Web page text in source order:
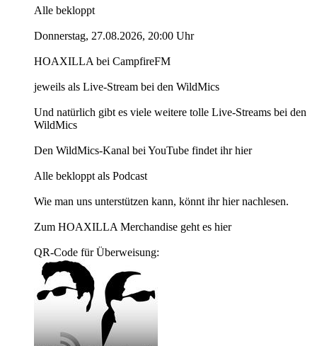
Alle bekloppt
Donnerstag, 27.08.2026, 20:00 Uhr
HOAXILLA bei CampfireFM
jeweils als Live-Stream bei den WildMics
Und natürlich gibt es viele weitere tolle Live-Streams bei den
WildMics
Den WildMics-Kanal bei YouTube findet ihr hier
Alle bekloppt als Podcast
Wie man uns unterstützen kann, könnt ihr hier nachlesen.
Zum HOAXILLA Merchandise geht es hier
QR-Code für Überweisung: